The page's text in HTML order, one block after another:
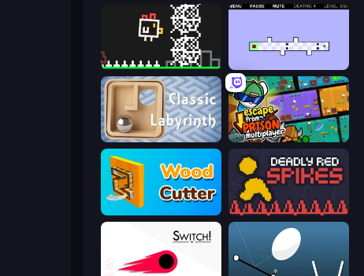
Chicken and Bee
Classic Labyrinth 3D Escape From Prison Multiplayer
Wood Cutter - Saw Deadly Red Spikes